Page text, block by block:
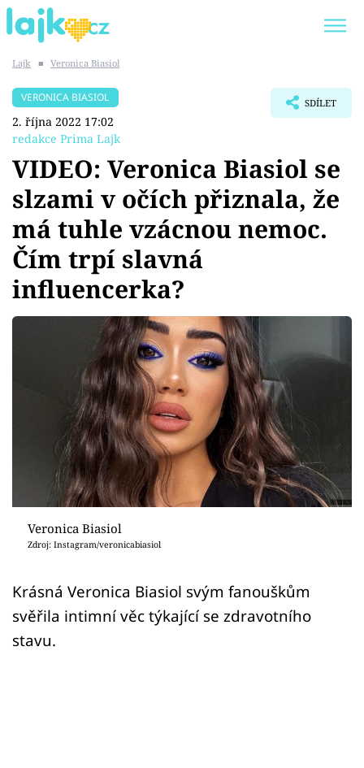
SHOPAHOLICADEL
Témata
Showbyznys
Youtubeři
Sex a vztahy
Sledujte prima+
Přihlášení
Lajk ■ Veronica Biasiol
VERONICA BIASIOL
2. října 2022 17:02
redakce Prima Lajk
SDÍLET
VIDEO: Veronica Biasiol se
slzami v očích přiznala, že
má tuhle vzácnou nemoc.
Čím trpí slavná
influencerka?
Veronica Biasiol
Zdroj: Instagram/veronicabiasiol
Krásná Veronica Biasiol svým fanouškům
svěřila intimní věc týkající se zdravotního
stavu.